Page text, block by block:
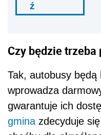
ź
Czy będzie trzeba
Tak, autobusy
wprowadza
gwarantuje ich
gmina zdecyduje